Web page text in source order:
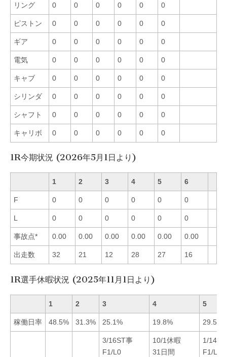
リング 0 0 0 0 0 0
ピストン 0 0 0 0 0 0
ギア 0 0 0 0 0 0
電気 0 0 0 0 0 0
キャブ 0 0 0 0 0 0
シリンダ 0 0 0 0 0 0
シャフト 0 0 0 0 0 0
キャリボ 0 0 0 0 0 0
1R今期状況 (2026年5月1日より)
1 2 3 4 5 6
F 0 0 0 0 0 0
L 0 0 0 0 0 0
事故点* 0.00 0.00 0.00 0.00 0.00 0.00
出走数 32 21 12 28 27 16
1R選手休暇状況 (2025年11月1日より)
1 2 3 4 5
稼働日率 48.5% 31.3% 25.1% 19.8% 29.5%
3/16ST事
F1/L0
10/1休暇
31日間
1/
F1/L0